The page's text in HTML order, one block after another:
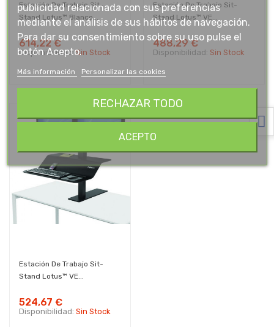
Estación De Trabajo Sit-
Stand Lotus™ Blanco...
614,22 €
Disponibilidad:Sin Stock
Estación De Trabajo Sit-
Stand Lotus™ VE...
488,29 €
Disponibilidad: Sin Stock
Estación De Trabajo Sit-
Stand Lotus™ VE...
524,67 €
Disponibilidad: Sin Stock
publicidad relacionada con sus preferencias
mediante el análisis de sus hábitos de navegación.
Para dar su consentimiento sobre su uso pulse el
botón Acepto.
Más información Personalizar las cookies
RECHAZAR TODO
ACEPTO